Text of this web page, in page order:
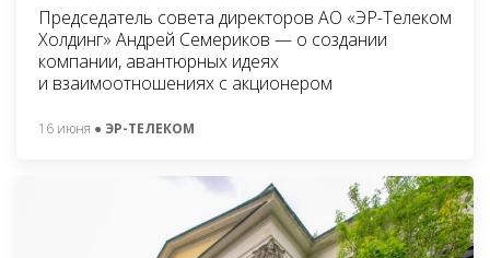
Председатель совета директоров АО «ЭР-Телеком
Холдинг» Андрей Семериков — о создании
компании, авантюрных идеях
и взаимоотношениях с акционером
16 июня ● ЭР-ТЕЛЕКОМ